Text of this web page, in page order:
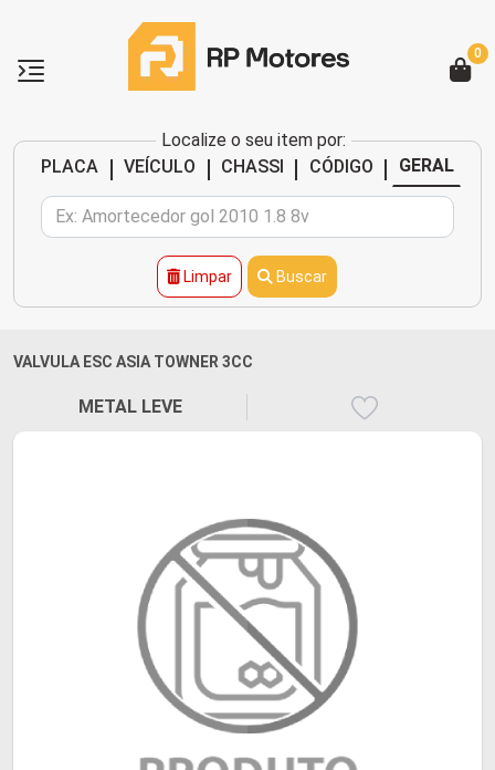
Localize o seu item por:
PLACA
| VEÍCULO | CHASSI | CÓDIGO | GERAL
Limpar Buscar
0
VALVULA ESC ASIA TOWNER 3CC
METAL LEVE